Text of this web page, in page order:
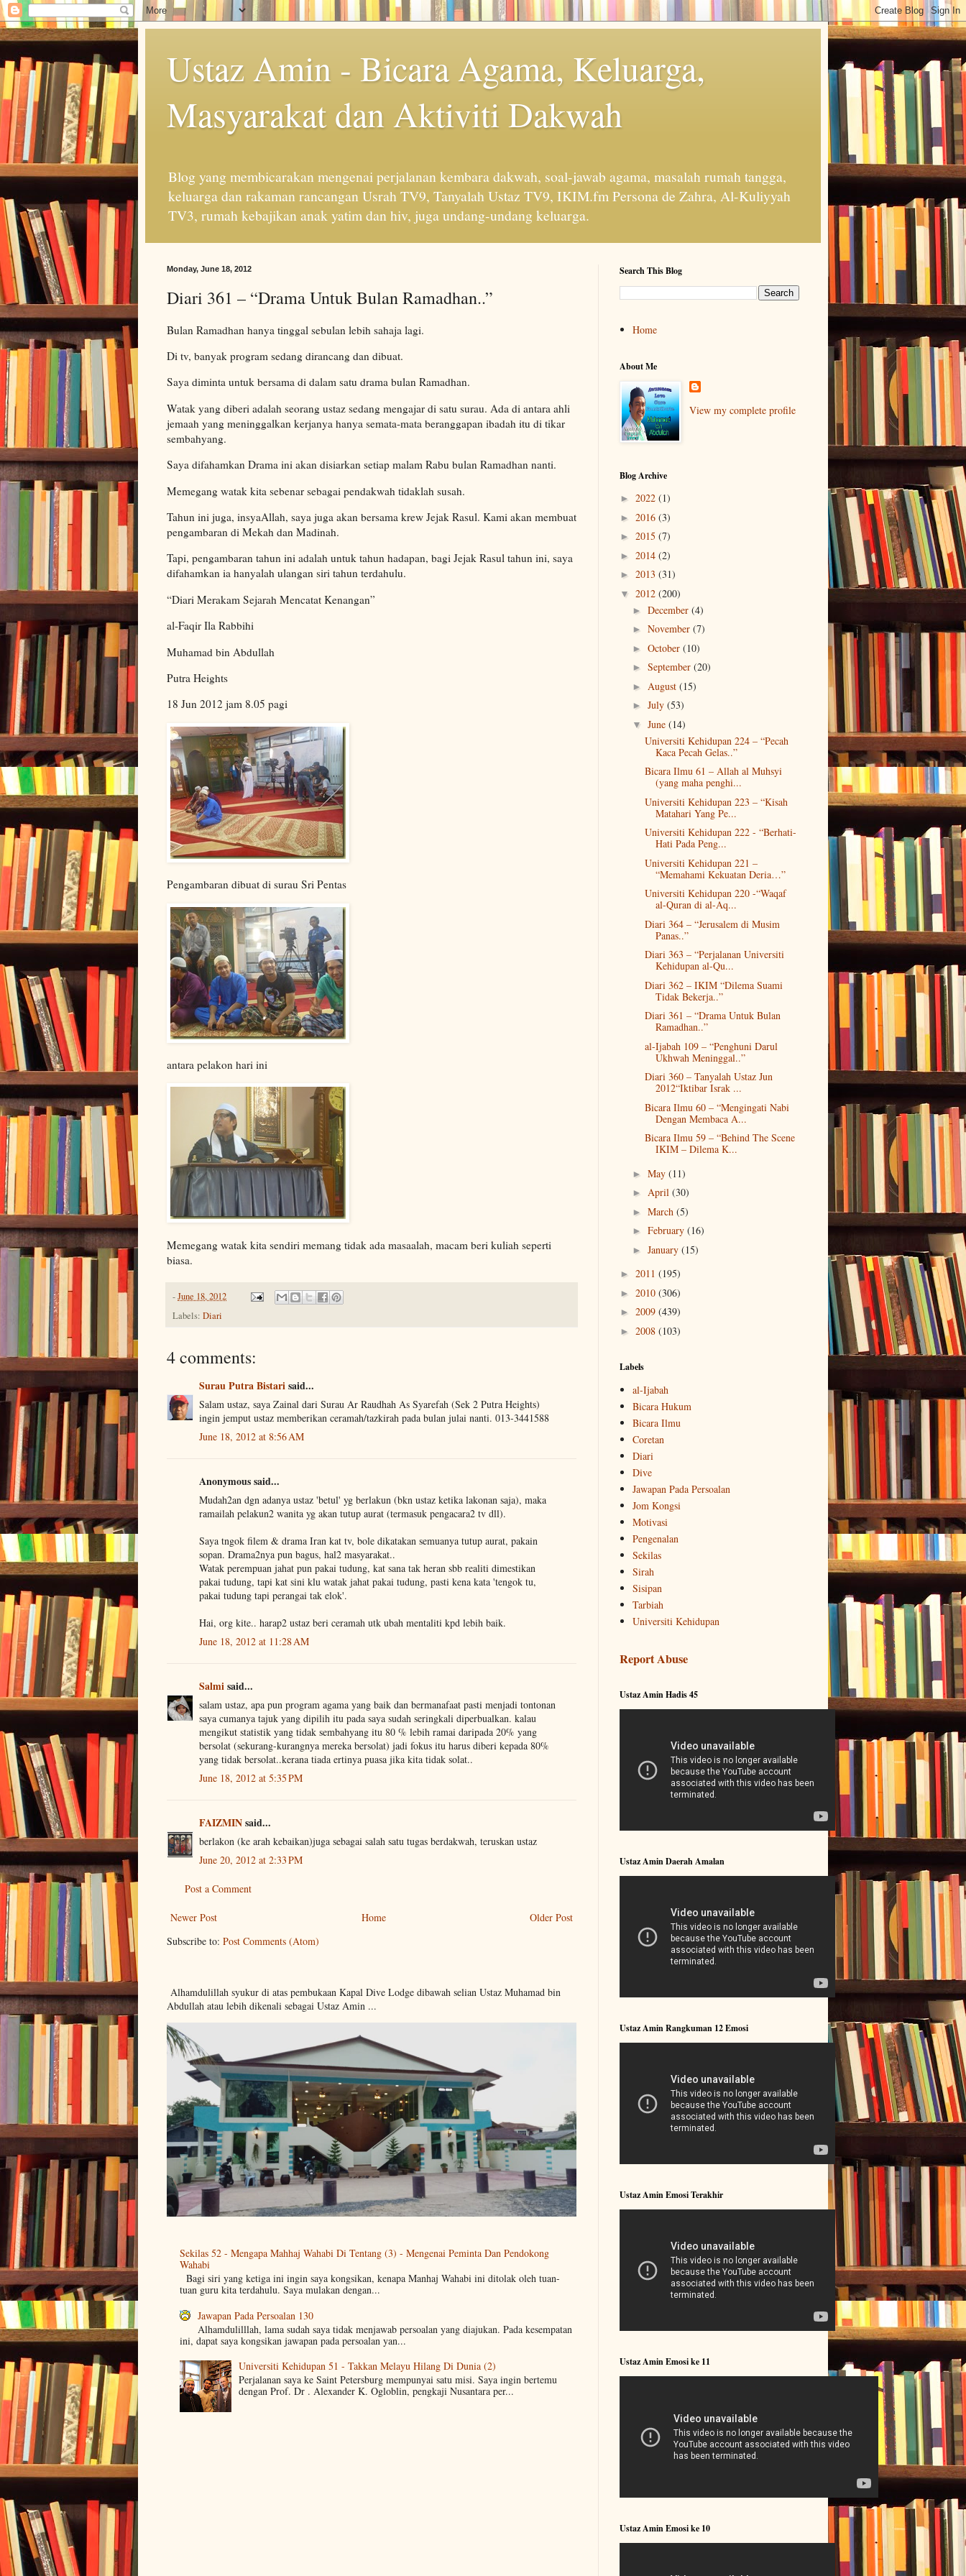
Ustaz Amin - Bicara Agama, Keluarga,
Masyarakat dan Aktiviti Dakwah
Blog yang membicarakan mengenai perjalanan kembara dakwah, soal-jawab agama, masalah rumah tangga,
keluarga dan rakaman rancangan Usrah TV9, Tanyalah Ustaz TV9, IKIM.fm Persona de Zahra, Al-Kuliyyah
TV3, rumah kebajikan anak yatim dan hiv, juga undang-undang keluarga.
Monday, June 18, 2012
Diari 361 – “Drama Untuk Bulan Ramadhan..”
Bulan Ramadhan hanya tinggal sebulan lebih sahaja lagi.
Di tv, banyak program sedang dirancang dan dibuat.
Saya diminta untuk bersama di dalam satu drama bulan Ramadhan.
Watak yang diberi adalah seorang ustaz sedang mengajar di satu surau. Ada di antara ahli
jemaah yang meninggalkan kerjanya hanya semata-mata beranggapan ibadah itu di tikar
sembahyang.
Saya difahamkan Drama ini akan disiarkan setiap malam Rabu bulan Ramadhan nanti.
Memegang watak kita sebenar sebagai pendakwah tidaklah susah.
Tahun ini juga, insyaAllah, saya juga akan bersama krew Jejak Rasul. Kami akan membuat
pengambaran di Mekah dan Madinah.
Tapi, pengambaran tahun ini adalah untuk tahun hadapan, bagi Jejak Rasul tahun ini, saya
difahamkan ia hanyalah ulangan siri tahun terdahulu.
“Diari Merakam Sejarah Mencatat Kenangan”
al-Faqir Ila Rabbihi
Muhamad bin Abdullah
Putra Heights
18 Jun 2012 jam 8.05 pagi
Pengambaran dibuat di surau Sri Pentas
antara pelakon hari ini
Memegang watak kita sendiri memang tidak ada masaalah, macam beri kuliah seperti
biasa.
-June 18, 2012
Labels: Diari
4 comments:
Surau Putra Bistarisaid...
Salam ustaz, saya Zainal dari Surau Ar Raudhah As Syarefah (Sek 2 Putra Heights)
ingin jemput ustaz memberikan ceramah/tazkirah pada bulan julai nanti. 013-3441588
June 18, 2012 at 8:56 AM
Anonymous said...
Mudah2an dgn adanya ustaz 'betul' yg berlakun (bkn ustaz ketika lakonan saja), maka
ramailah pelakun2 wanita yg akan tutup aurat (termasuk pengacara2 tv dll).
Saya tngok filem & drama Iran kat tv, bole dikatakan semuanya tutup aurat, pakain
sopan. Drama2nya pun bagus, hal2 masyarakat..
Watak perempuan jahat pun pakai tudung, kat sana tak heran sbb realiti dimestikan
pakai tudung, tapi kat sini klu watak jahat pakai tudung, pasti kena kata 'tengok tu,
pakai tudung tapi perangai tak elok'.
Hai, org kite.. harap2 ustaz beri ceramah utk ubah mentaliti kpd lebih baik.
June 18, 2012 at 11:28 AM
Salmisaid...
salam ustaz, apa pun program agama yang baik dan bermanafaat pasti menjadi tontonan
saya cumanya tajuk yang dipilih itu pada saya sudah seringkali diperbualkan. kalau
mengikut statistik yang tidak sembahyang itu 80 % lebih ramai daripada 20% yang
bersolat (sekurang-kurangnya mereka bersolat) jadi fokus itu harus diberi kepada 80%
yang tidak bersolat..kerana tiada ertinya puasa jika kita tidak solat..
June 18, 2012 at 5:35 PM
FAIZMINsaid...
berlakon (ke arah kebaikan)juga sebagai salah satu tugas berdakwah, teruskan ustaz
June 20, 2012 at 2:33 PM
Post a Comment
Newer Post Older Post
Home
Subscribe to: Post Comments (Atom)
Alhamdulillah syukur di atas pembukaan Kapal Dive Lodge dibawah selian Ustaz Muhamad bin
Abdullah atau lebih dikenali sebagai Ustaz Amin ...
Sekilas 52 - Mengapa Mahhaj Wahabi Di Tentang (3) - Mengenai Peminta Dan Pendokong
Wahabi
Bagi siri yang ketiga ini ingin saya kongsikan, kenapa Manhaj Wahabi ini ditolak oleh tuan-
tuan guru kita terdahulu. Saya mulakan dengan...
Jawapan Pada Persoalan 130
Alhamdulilllah, lama sudah saya tidak menjawab persoalan yang diajukan. Pada kesempatan
ini, dapat saya kongsikan jawapan pada persoalan yan...
Universiti Kehidupan 51 - Takkan Melayu Hilang Di Dunia (2)
Perjalanan saya ke Saint Petersburg mempunyai satu misi. Saya ingin bertemu
dengan Prof. Dr . Alexander K. Ogloblin, pengkaji Nusantara per...
Search This Blog
Home
About Me
View my complete profile
Blog Archive
► 2022 (1)
► 2016 (3)
► 2015 (7)
► 2014 (2)
► 2013 (31)
▼ 2012 (200)
► December (4)
► November (7)
► October (10)
► September (20)
► August (15)
► July (53)
▼ June (14)
Universiti Kehidupan 224 – “Pecah
Kaca Pecah Gelas..”
Bicara Ilmu 61 – Allah al Muhsyi
(yang maha penghi...
Universiti Kehidupan 223 – “Kisah
Matahari Yang Pe...
Universiti Kehidupan 222 - “Berhati-
Hati Pada Peng...
Universiti Kehidupan 221 –
“Memahami Kekuatan Deria…”
Universiti Kehidupan 220 -“Waqaf
al-Quran di al-Aq...
Diari 364 – “Jerusalem di Musim
Panas..”
Diari 363 – “Perjalanan Universiti
Kehidupan al-Qu...
Diari 362 – IKIM “Dilema Suami
Tidak Bekerja..”
Diari 361 – “Drama Untuk Bulan
Ramadhan..”
al-Ijabah 109 – “Penghuni Darul
Ukhwah Meninggal..”
Diari 360 – Tanyalah Ustaz Jun
2012“Iktibar Israk ...
Bicara Ilmu 60 – “Mengingati Nabi
Dengan Membaca A...
Bicara Ilmu 59 – “Behind The Scene
IKIM – Dilema K...
► May (11)
► April (30)
► March (5)
► February (16)
► January (15)
► 2011 (195)
► 2010 (306)
► 2009 (439)
► 2008 (103)
Labels
al-Ijabah
Bicara Hukum
Bicara Ilmu
Coretan
Diari
Dive
Jawapan Pada Persoalan
Jom Kongsi
Motivasi
Pengenalan
Sekilas
Sirah
Sisipan
Tarbiah
Universiti Kehidupan
Report Abuse
Ustaz Amin Hadis 45
Ustaz Amin Daerah Amalan
Ustaz Amin Rangkuman 12 Emosi
Ustaz Amin Emosi Terakhir
Ustaz Amin Emosi ke 11
Ustaz Amin Emosi ke 10